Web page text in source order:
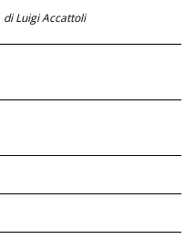
di Luigi Accattoli